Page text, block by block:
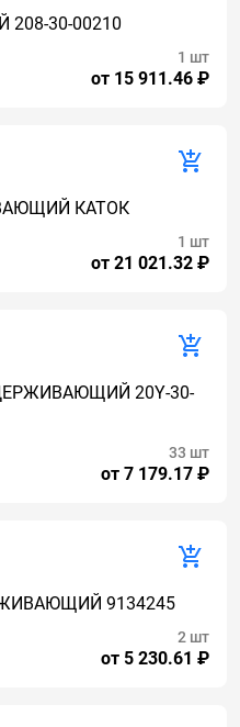
30-00210
от 15 911.46 ₽
1 шт
КАТОК
от 21 021.32 ₽
1 шт
20Y-30-
от 7 179.17 ₽
33 шт
9134245
от 5 230.61 ₽
2 шт